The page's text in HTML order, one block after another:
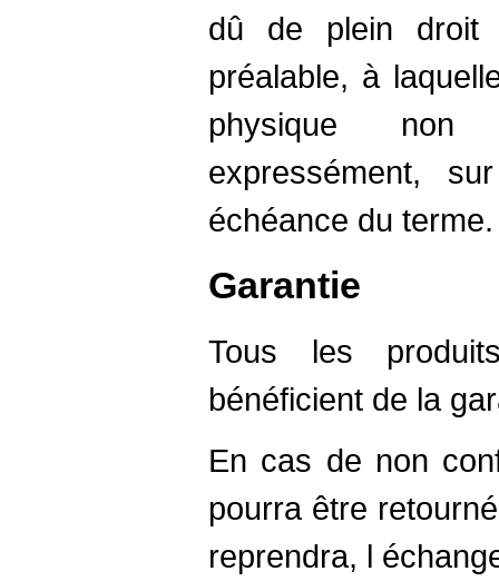
dû de plein droit
préalable, à
physique non
expressément,
échéance du terme.
Garantie
Tous les
bénéficient de la
En cas de non
pourra être
reprendra, l